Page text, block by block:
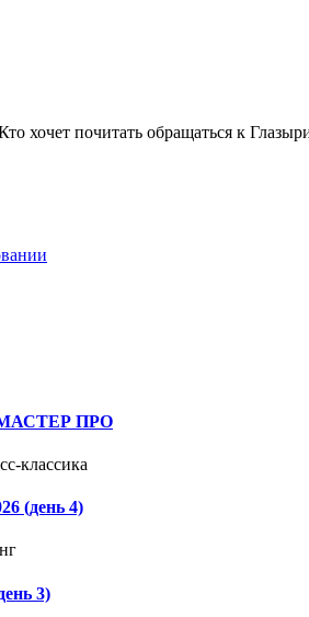
хочет почитать обращаться к
ПРО
классика
(день 4)
3)